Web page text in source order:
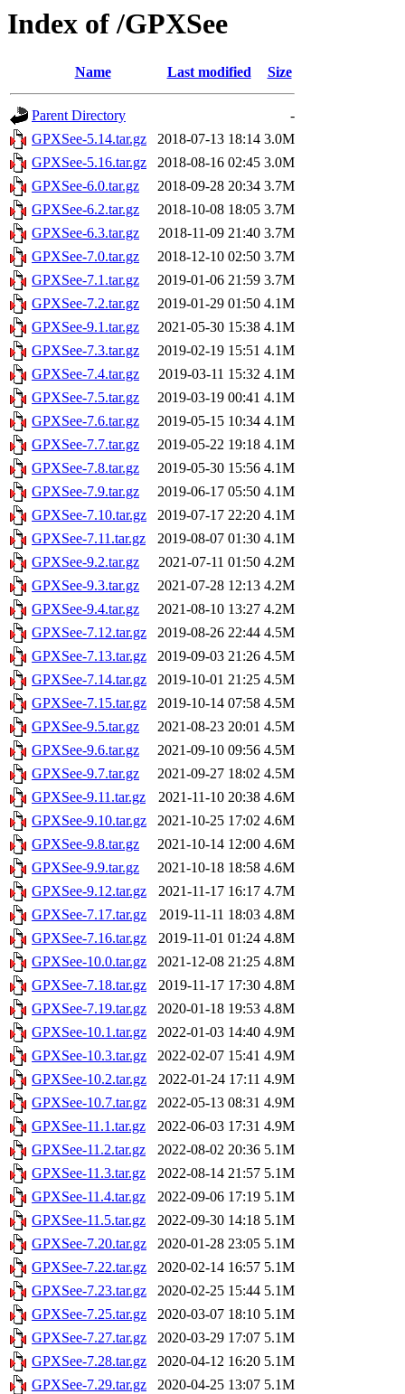
Index of /GPXSee
Name Last modified Size
Parent Directory
-
GPXSee-5.14.tar.gz
2018-07-13 18:14 3.0M
GPXSee-5.16.tar.gz
2018-08-16 02:45 3.0M
GPXSee-6.0.tar.gz
2018-09-28 20:34 3.7M
GPXSee-6.2.tar.gz
2018-10-08 18:05 3.7M
GPXSee-6.3.tar.gz
2018-11-09 21:40 3.7M
GPXSee-7.0.tar.gz
2018-12-10 02:50 3.7M
GPXSee-7.1.tar.gz
2019-01-06 21:59 3.7M
GPXSee-7.2.tar.gz
2019-01-29 01:50 4.1M
GPXSee-9.1.tar.gz
2021-05-30 15:38 4.1M
GPXSee-7.3.tar.gz
2019-02-19 15:51 4.1M
GPXSee-7.4.tar.gz
2019-03-11 15:32 4.1M
GPXSee-7.5.tar.gz
2019-03-19 00:41 4.1M
GPXSee-7.6.tar.gz
2019-05-15 10:34 4.1M
GPXSee-7.7.tar.gz
2019-05-22 19:18 4.1M
GPXSee-7.8.tar.gz
2019-05-30 15:56 4.1M
GPXSee-7.9.tar.gz
2019-06-17 05:50 4.1M
GPXSee-7.10.tar.gz
2019-07-17 22:20 4.1M
GPXSee-7.11.tar.gz
2019-08-07 01:30 4.1M
GPXSee-9.2.tar.gz
2021-07-11 01:50 4.2M
GPXSee-9.3.tar.gz
2021-07-28 12:13 4.2M
GPXSee-9.4.tar.gz
2021-08-10 13:27 4.2M
GPXSee-7.12.tar.gz
2019-08-26 22:44 4.5M
GPXSee-7.13.tar.gz
2019-09-03 21:26 4.5M
GPXSee-7.14.tar.gz
2019-10-01 21:25 4.5M
GPXSee-7.15.tar.gz
2019-10-14 07:58 4.5M
GPXSee-9.5.tar.gz
2021-08-23 20:01 4.5M
GPXSee-9.6.tar.gz
2021-09-10 09:56 4.5M
GPXSee-9.7.tar.gz
2021-09-27 18:02 4.5M
GPXSee-9.11.tar.gz
2021-11-10 20:38 4.6M
GPXSee-9.10.tar.gz
2021-10-25 17:02 4.6M
GPXSee-9.8.tar.gz
2021-10-14 12:00 4.6M
GPXSee-9.9.tar.gz
2021-10-18 18:58 4.6M
GPXSee-9.12.tar.gz
2021-11-17 16:17 4.7M
GPXSee-7.17.tar.gz
2019-11-11 18:03 4.8M
GPXSee-7.16.tar.gz
2019-11-01 01:24 4.8M
GPXSee-10.0.tar.gz
2021-12-08 21:25 4.8M
GPXSee-7.18.tar.gz
2019-11-17 17:30 4.8M
GPXSee-7.19.tar.gz
2020-01-18 19:53 4.8M
GPXSee-10.1.tar.gz
2022-01-03 14:40 4.9M
GPXSee-10.3.tar.gz
2022-02-07 15:41 4.9M
GPXSee-10.2.tar.gz
2022-01-24 17:11 4.9M
GPXSee-10.7.tar.gz
2022-05-13 08:31 4.9M
GPXSee-11.1.tar.gz
2022-06-03 17:31 4.9M
GPXSee-11.2.tar.gz
2022-08-02 20:36 5.1M
GPXSee-11.3.tar.gz
2022-08-14 21:57 5.1M
GPXSee-11.4.tar.gz
2022-09-06 17:19 5.1M
GPXSee-11.5.tar.gz
2022-09-30 14:18 5.1M
GPXSee-7.20.tar.gz
2020-01-28 23:05 5.1M
GPXSee-7.22.tar.gz
2020-02-14 16:57 5.1M
GPXSee-7.23.tar.gz
2020-02-25 15:44 5.1M
GPXSee-7.25.tar.gz
2020-03-07 18:10 5.1M
GPXSee-7.27.tar.gz
2020-03-29 17:07 5.1M
GPXSee-7.28.tar.gz
2020-04-12 16:20 5.1M
GPXSee-7.29.tar.gz
2020-04-25 13:07 5.1M